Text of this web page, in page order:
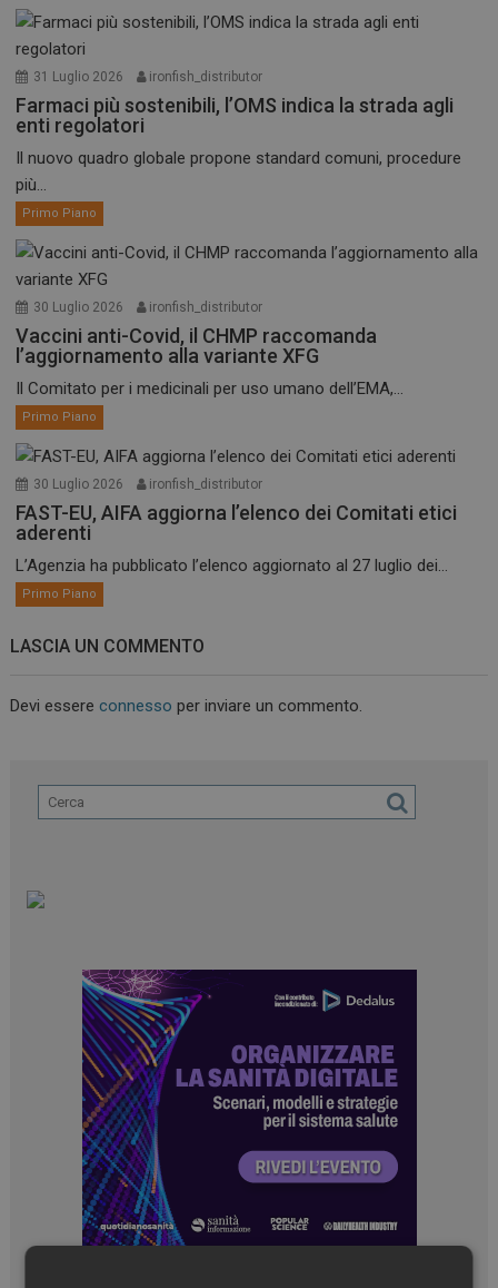
31 Luglio 2026 ironfish_distributor
Farmaci più sostenibili, l’OMS indica la strada agli
enti regolatori
Il nuovo quadro globale propone standard comuni, procedure
più...
Primo Piano
30 Luglio 2026 ironfish_distributor
Vaccini anti-Covid, il CHMP raccomanda
l’aggiornamento alla variante XFG
Il Comitato per i medicinali per uso umano dell’EMA,...
Primo Piano
30 Luglio 2026 ironfish_distributor
FAST-EU, AIFA aggiorna l’elenco dei Comitati etici
aderenti
L’Agenzia ha pubblicato l’elenco aggiornato al 27 luglio dei...
Primo Piano
LASCIA UN COMMENTO
Devi essereconnesso per inviare un commento.